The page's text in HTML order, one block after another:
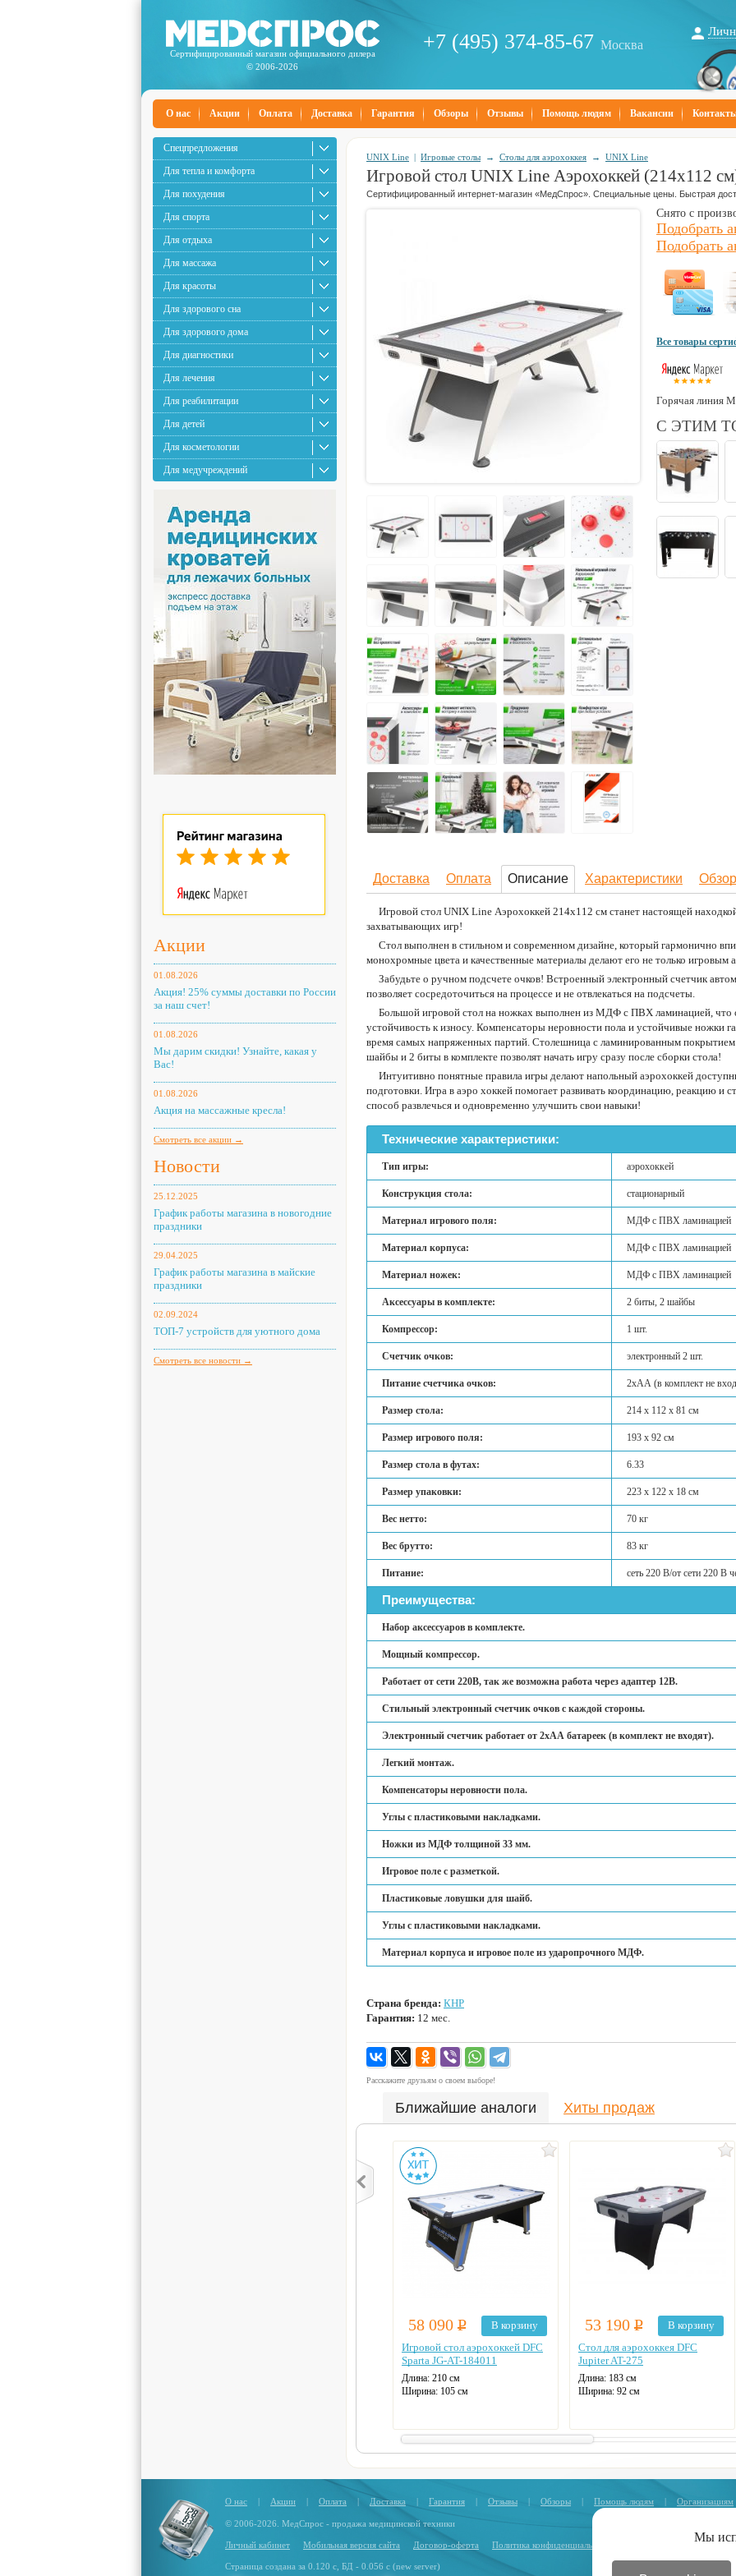
Сертифицированный магазин официального дилера
© 2006-2026
+7 (495) 374-85-67 Москва
О нас Акции Оплата Доставка Гарантия Обзоры Отзывы Помощь людям Вакансии
Спецпредложения
Для тепла и комфорта
Для похудения
Для спорта
Для отдыха
Для массажа
Для красоты
Для здорового сна
Для здорового дома
Для диагностики
Для лечения
Для реабилитации
Для детей
Для косметологии
Для медучреждений
Акции
01.08.2026
Акция! 25% суммы доставки по России
за наш счет!
01.08.2026
Мы дарим скидки! Узнайте, какая у
Вас!
01.08.2026
Акция на массажные кресла!
Смотреть все акции →
Новости
25.12.2025
График работы магазина в новогодние
праздники
29.04.2025
График работы магазина в майские
праздники
02.09.2024
ТОП-7 устройств для уютного дома
Смотреть все новости →
UNIX Line | Игровые столы → Столы для аэрохоккея → UNIX Line
Игровой стол UNIX Line Аэрохоккей (214х112
Сертифицированный интернет-магазин «МедСпрос». Специальные цены. Быстрая
Снято с
Подобрать
Подобрать
Все товары
Горячая линия
С ЭТИМ
Доставка Оплата Описание Характеристики
Игровой стол UNIX Line Аэрохоккей 214х112 cм станет настоящей
захватывающих игр!
Стол выполнен в стильном и современном дизайне, который гармонично
монохромные цвета и качественные материалы делают его не только игровым
Забудьте о ручном подсчете очков! Встроенный электронный счетчик
позволяет сосредоточиться на процессе и не отвлекаться на подсчеты.
Большой игровой стол на ножках выполнен из МДФ с ПВХ ламинацией, что
устойчивость к износу. Компенсаторы неровности пола и устойчивые ножки
время самых напряженных партий. Столешница с ламинированным
шайбы и 2 биты в комплекте позволят начать игру сразу после сборки стола!
Интуитивно понятные правила игры делают напольный аэрохоккей
подготовки. Игра в аэро хоккей помогает развивать координацию, реакцию и
способ развлечься и одновременно улучшить свои навыки!
Технические характеристики:
Тип игры: аэрохоккей
Конструкция стола: стационарный
Материал игрового поля: МДФ с ПВХ ламинацией
Материал корпуса: МДФ с ПВХ ламинацией
Материал ножек: МДФ с ПВХ ламинацией
Аксессуары в комплекте: 2 биты, 2 шайбы
Компрессор: 1 шт.
Счетчик очков: электронный 2 шт.
Питание счетчика очков: 2хАА (в комплект не
Размер стола: 214 х 112 х 81 см
Размер игрового поля: 193 х 92 см
Размер стола в футах: 6.33
Размер упаковки: 223 х 122 х 18 см
Вес нетто: 70 кг
Вес брутто: 83 кг
Питание: сеть 220 В/от сети 220 В
Преимущества:
Набор аксессуаров в комплекте.
Мощный компрессор.
Работает от сети 220В, так же возможна работа через адаптер 12В.
Стильный электронный счетчик очков с каждой стороны.
Электронный счетчик работает от 2хАА батареек (в комплект не входят).
Легкий монтаж.
Компенсаторы неровности пола.
Углы с пластиковыми накладками.
Ножки из МДФ толщиной 33 мм.
Игровое поле с разметкой.
Пластиковые ловушки для шайб.
Углы с пластиковыми накладками.
Материал корпуса и игровое поле из ударопрочного МДФ.
Страна бренда: КНР
Гарантия: 12 мес.
Расскажите друзьям о своем выборе!
Ближайшие аналоги Хиты продаж
58 090 Р
В корзину
Игровой стол аэрохоккей DFC
Sparta JG-AT-184011
Длина: 210 см
Ширина: 105 см
электронное
53 190 Р
В корзину
Стол для аэрохоккея DFC
Jupiter AT-275
Длина: 183 см
Ширина: 92 см
электронное
О нас | Акции | Оплата | Доставка | Гарантия | Отзывы | Обзоры | Помощь людям | Организациям
© 2006-2026. МедСпрос - продажа медицинской техники
Личный кабинет Мобильная версия сайта Договор-оферта Политика конфиденциальности
Страница создана за 0.120 с, БД - 0.056 с (new server)
Мы